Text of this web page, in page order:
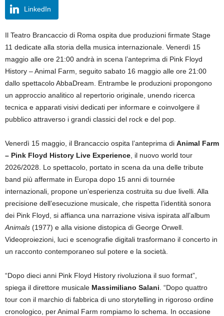
LinkedIn
Il Teatro Brancaccio di Roma ospita due produzioni firmate Stage
11 dedicate alla storia della musica internazionale. Venerdì 15
maggio alle ore 21:00 andrà in scena l’anteprima di Pink Floyd
History – Animal Farm, seguito sabato 16 maggio alle ore 21:00
dallo spettacolo AbbaDream. Entrambe le produzioni propongono
un approccio analitico al repertorio originale, unendo ricerca
tecnica e apparati visivi dedicati per informare e coinvolgere il
pubblico attraverso i grandi classici del rock e del pop.
Venerdì 15 maggio, il Brancaccio ospita l’anteprima di Animal Farm
– Pink Floyd History Live Experience , il nuovo world tour
2026/2028. Lo spettacolo, portato in scena da una delle tribute
band più affermate in Europa dopo 15 anni di tournée
internazionali, propone un’esperienza costruita su due livelli. Alla
precisione dell’esecuzione musicale, che rispetta l’identità sonora
dei Pink Floyd, si affianca una narrazione visiva ispirata all’album
Animals (1977) e alla visione distopica di George Orwell.
Videoproiezioni, luci e scenografie digitali trasformano il concerto in
un racconto contemporaneo sul potere e la società.
“Dopo dieci anni Pink Floyd History rivoluziona il suo format”,
spiega il direttore musicale Massimiliano Salani . “Dopo quattro
tour con il marchio di fabbrica di uno storytelling in rigoroso ordine
cronologico, per Animal Farm rompiamo lo schema. In occasione